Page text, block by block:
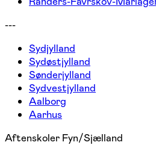
---
Sydjylland
Sydøstjylland
Sønderjylland
Sydvestjylland
Aalborg
Aarhus
Aftenskoler Fyn/Sjælland